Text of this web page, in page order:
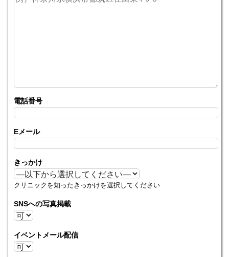
電話番号
Eメール
きっかけ
クリニックを知ったきっかけを選択してください
SNSへの写真掲載
イベントメール配信